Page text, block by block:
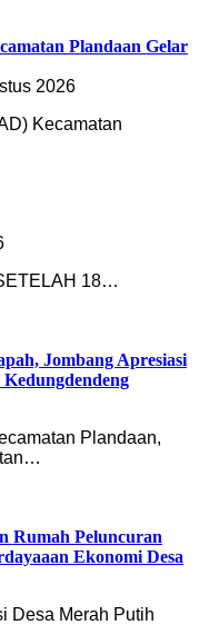
Plandaan Gelar
2026
Kecamatan
18…
Jombang Apresiasi
Plandaan,
Rumah Peluncuran
Ekonomi Desa
Desa Merah Putih